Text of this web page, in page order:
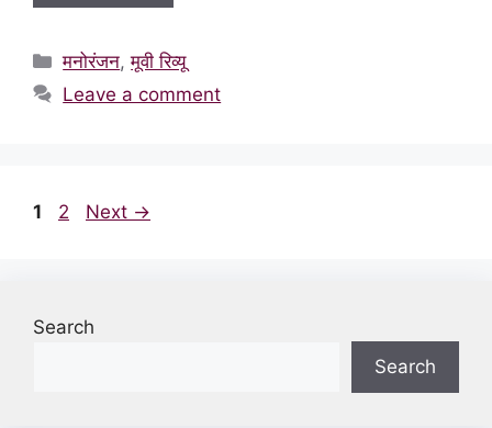
Categories
मनोरंजन,मूवी रिव्यू
Leave a comment
Page
1 Page
2 Next →
Search
Search